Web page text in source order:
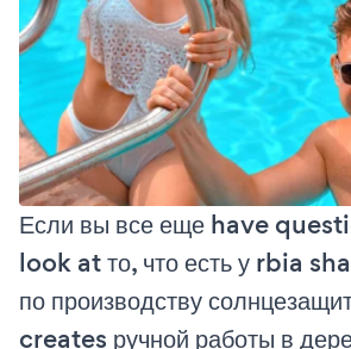
Если вы все еще have
look at то, что есть у rbia
по производству
creates ручной работы в